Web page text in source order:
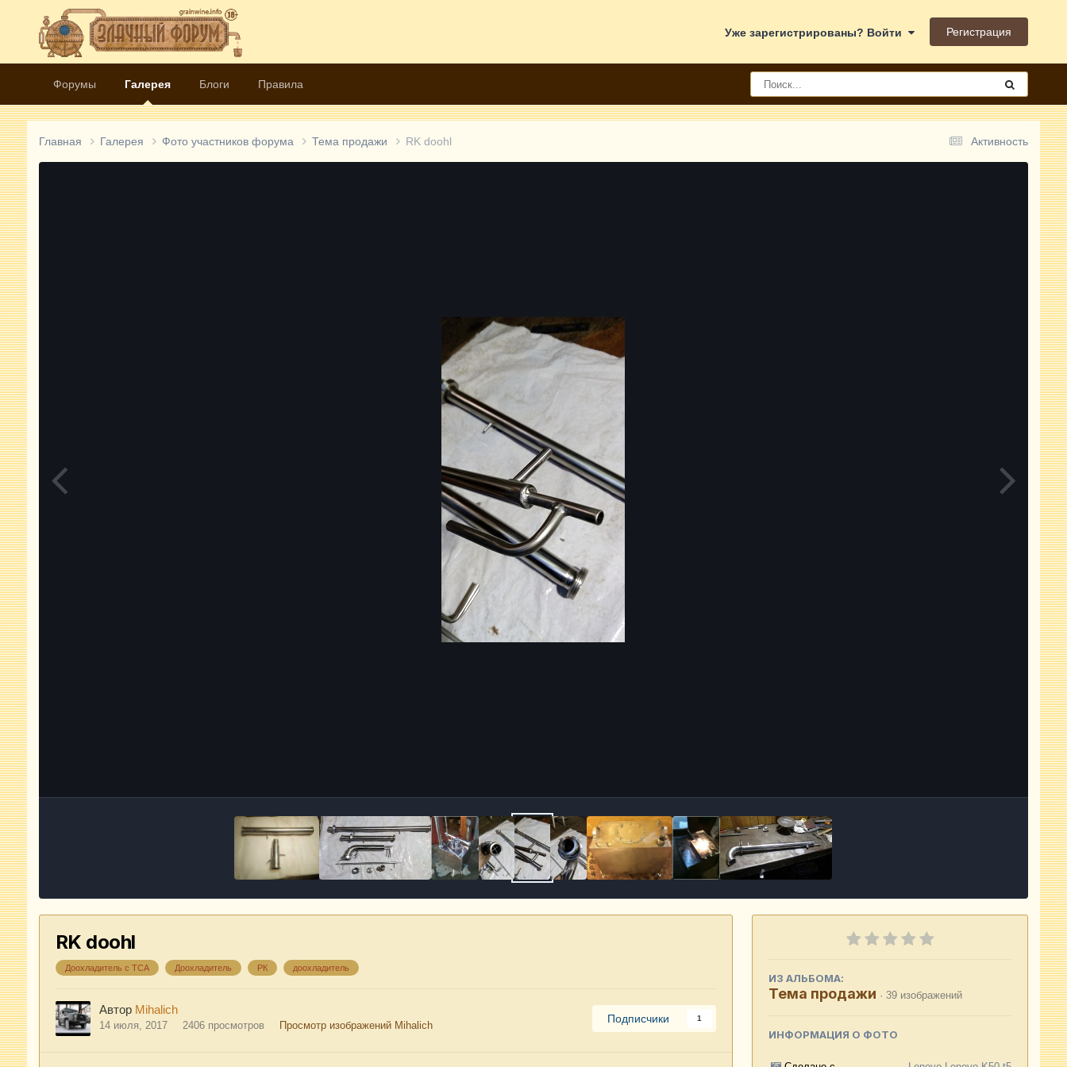
Уже зарегистрированы? Войти Регистрация
Форумы Галерея Блоги Правила
Активность
Главная Галерея Фото участников форума Тема продажи RK doohl
RK doohl
Доохладитель с ТСА Доохладитель РК доохладитель
Автор Mihalich
14 июля, 2017 2406 просмотров Просмотр изображений Mihalich
Подписчики 1
ИЗ АЛЬБОМА:
Тема продажи · 39 изображений
ИНФОРМАЦИЯ О ФОТО